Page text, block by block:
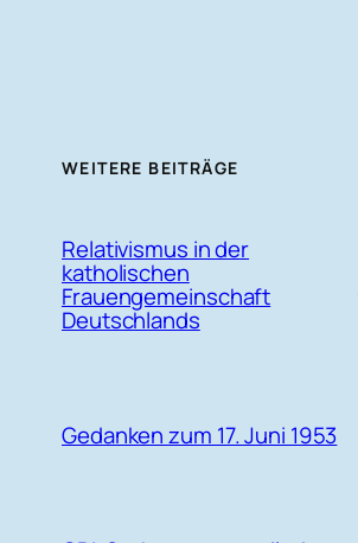
WEITERE BEITRÄGE
Relativismus in der
katholischen
Frauengemeinschaft
Deutschlands
Gedanken zum 17. Juni 1953